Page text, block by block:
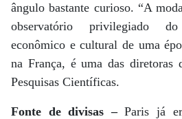
ângulo bastante curioso. “A
observatório privilegiado
econômico e cultural de uma
na França, é uma das diretoras
Pesquisas Científicas.
Fonte de divisas –Paris já